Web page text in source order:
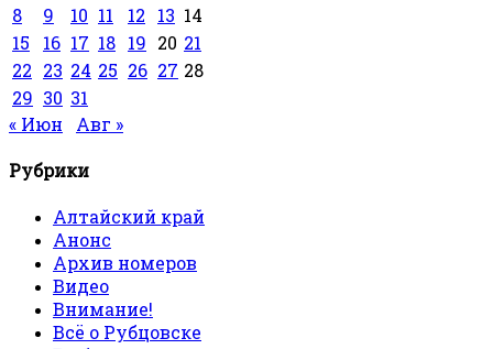
8
9 10 11 12 13 14
15
16 17 18 19 20 21
22 23 24 25 26 27 28
29 30 31
« Июн
Авг »
Рубрики
Алтайский край
Анонс
Архив номеров
Видео
Внимание!
Всё о Рубцовске